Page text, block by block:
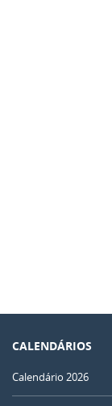
CALENDÁRIOS
Calendário 2026